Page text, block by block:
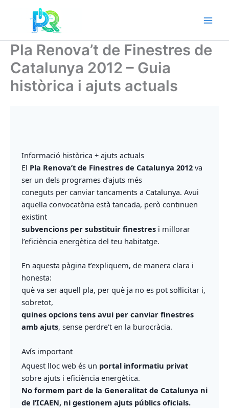
contingut
Pla Renova’t de Finestres de
Catalunya 2012 – Guia
històrica i ajuts actuals
Informació històrica + ajuts actuals
El Pla Renova’t de Finestres de Catalunya 2012va
ser un dels programes d’ajuts més
coneguts per canviar tancaments a Catalunya. Avui
aquella convocatòria està tancada, però continuen
existint
subvencions per substituir finestresi millorar
l’eficiència energètica del teu habitatge.
En aquesta pàgina t’expliquem, de manera clara i
honesta:
què va ser aquell pla, per què ja no es pot sol·licitar i,
sobretot,
quines opcions tens avui per canviar finestres
amb ajuts, sense perdre’t en la burocràcia.
Avís important
Aquest lloc web és un portal informatiu privat
sobre ajuts i eficiència energètica.
No formem part de la Generalitat de Catalunya ni
de l’ICAEN, ni gestionem ajuts públics oficials.